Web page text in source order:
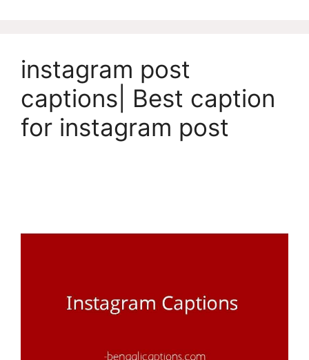
instagram post
captions| Best caption
for instagram post